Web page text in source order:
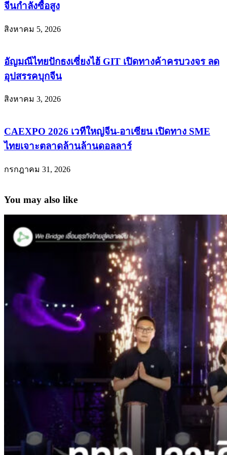
จีนกำลังซื้อสูง
สิงหาคม 5, 2026
อัญมณีไทยปักธงเซี่ยงไฮ้ GIT เปิดทางค้าครบวงจร ลด
อุปสรรคบุกจีน
สิงหาคม 3, 2026
CAEXPO 2026 เวทีใหญ่จีน-อาเซียน เปิดทาง SME
ไทยเจาะตลาดล้านล้านดอลลาร์
กรกฎาคม 31, 2026
You may also like